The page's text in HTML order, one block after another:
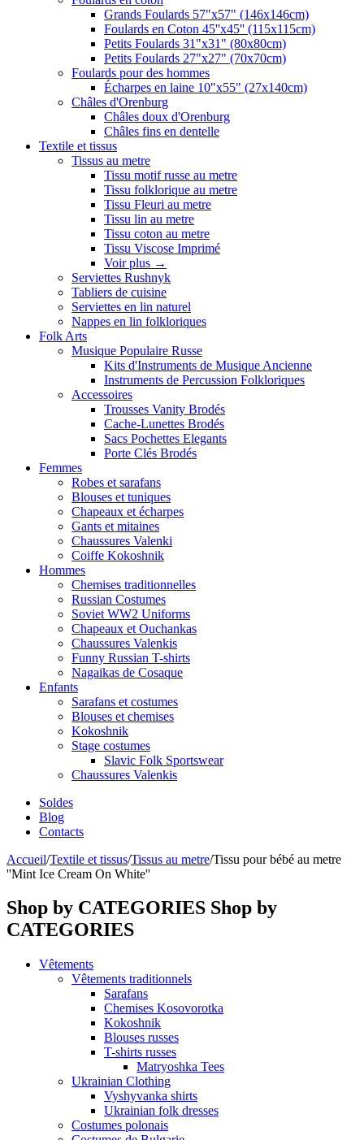
Grands Foulards 57"x57" (146x146cm)
Foulards en Coton 45''x45'' (115x115cm)
Petits Foulards 31"x31" (80x80cm)
Petits Foulards 27"x27" (70x70cm)
Foulards pour des hommes
Écharpes en laine 10"x55" (27x140cm)
Châles d'Orenburg
Châles doux d'Orenburg
Châles fins en dentelle
Textile et tissus
Tissus au metre
Tissu motif russe au metre
Tissu folklorique au metre
Tissu Fleuri au metre
Tissu lin au metre
Tissu coton au metre
Tissu Viscose Imprimé
Voir plus →
Serviettes Rushnyk
Tabliers de cuisine
Serviettes en lin naturel
Nappes en lin folkloriques
Folk Arts
Musique Populaire Russe
Kits d'Instruments de Musique Ancienne
Instruments de Percussion Folkloriques
Accessoires
Trousses Vanity Brodés
Cache-Lunettes Brodés
Sacs Pochettes Elegants
Porte Clés Brodés
Femmes
Robes et sarafans
Blouses et tuniques
Chapeaux et écharpes
Gants et mitaines
Chaussures Valenki
Coiffe Kokoshnik
Hommes
Chemises traditionnelles
Russian Costumes
Soviet WW2 Uniforms
Chapeaux et Ouchankas
Chaussures Valenkis
Funny Russian T-shirts
Nagaikas de Cosaque
Enfants
Sarafans et costumes
Blouses et chemises
Kokoshnik
Stage costumes
Slavic Folk Sportswear
Chaussures Valenkis
Soldes
Blog
Contacts
Accueil/Textile et tissus/Tissus au metre/Tissu pour bébé au metre
''Mint Ice Cream On White''
Shop by CATEGORIES Shop by
CATEGORIES
Vêtements
Vêtements traditionnels
Sarafans
Chemises Kosovorotka
Kokoshnik
Blouses russes
T-shirts russes
Matryoshka Tees
Ukrainian Clothing
Vyshyvanka shirts
Ukrainian folk dresses
Costumes polonais